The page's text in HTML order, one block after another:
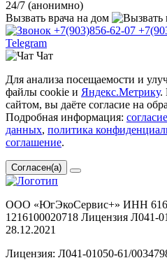
24/7 (анонимно)
Вызвать врача на дом
+7(903)856-62-07
Telegram
Чат
Для анализа посещаемости и
файлы cookie и Яндекс.Метрику.
сайтом, вы даёте согласие на
Подробная информация: согласие
данных, политика
соглашение.
Согласен(а)
ООО «ЮгЭкоСервис+» ИНН
1216100020718 Лицензия Л041-
28.12.2021
Лицензия: Л041-01050-61/